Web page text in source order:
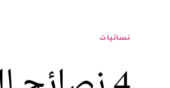
نسائيات